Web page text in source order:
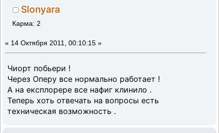
Slonyara
Карма: 2
« 14 Октября 2011, 00:10:15 »
Чиорт побьери !
Через Оперу все нормально работает !
А на експлорере все нафиг клинило .
Теперь хоть отвечать на вопросы есть
техническая возможность .